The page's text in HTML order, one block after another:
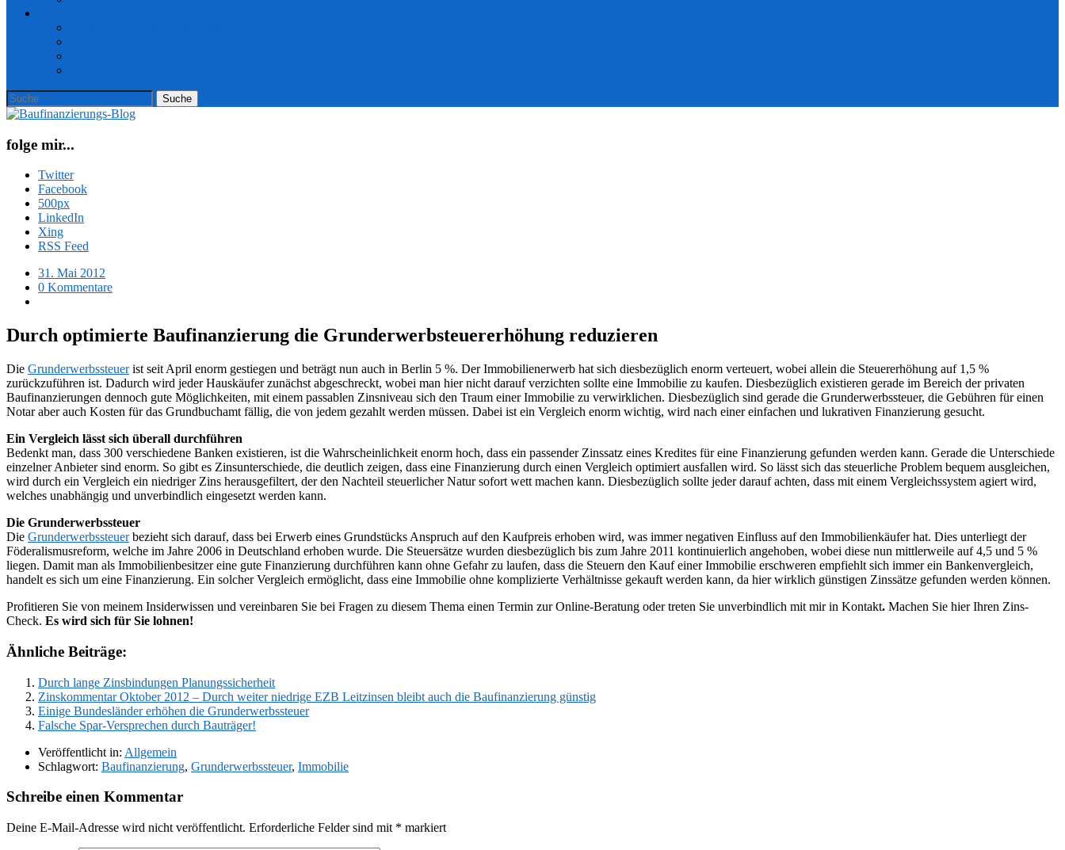
folge mir...
Twitter
Facebook
500px
LinkedIn
Xing
RSS Feed
31. Mai 2012
0 Kommentare
Durch optimierte Baufinanzierung die Grunderwerbsteuererhöhung reduzieren
Die Grunderwerbssteuerist seit April enorm gestiegen und beträgt nun auch in Berlin 5 %. Der Immobilienerwerb hat sich diesbezüglich enorm verteuert, wobei allein die Steuererhöhung auf 1,5 %
zurückzuführen ist. Dadurch wird jeder Hauskäufer zunächst abgeschreckt, wobei man hier nicht darauf verzichten sollte eine Immobilie zu kaufen. Diesbezüglich existieren gerade im Bereich der privaten
Baufinanzierungen dennoch gute Möglichkeiten, mit einem passablen Zinsniveau sich den Traum einer Immobilie zu verwirklichen. Diesbezüglich sind gerade die Grunderwerbssteuer, die Gebühren für einen
Notar aber auch Kosten für das Grundbuchamt fällig, die von jedem gezahlt werden müssen. Dabei ist ein Vergleich enorm wichtig, wird nach einer einfachen und lukrativen Finanzierung gesucht.
Ein Vergleich lässt sich überall durchführen
Bedenkt man, dass 300 verschiedene Banken existieren, ist die Wahrscheinlichkeit enorm hoch, dass ein passender Zinssatz eines Kredites für eine Finanzierung gefunden werden kann. Gerade die Unterschiede
einzelner Anbieter sind enorm. So gibt es Zinsunterschiede, die deutlich zeigen, dass eine Finanzierung durch einen Vergleich optimiert ausfallen wird. So lässt sich das steuerliche Problem bequem ausgleichen,
wird durch ein Vergleich ein niedriger Zins herausgefiltert, der den Nachteil steuerlicher Natur sofort wett machen kann. Diesbezüglich sollte jeder darauf achten, dass mit einem Vergleichssystem agiert wird,
welches unabhängig und unverbindlich eingesetzt werden kann.
Die Grunderwerbssteuer
Die Grunderwerbssteuerbezieht sich darauf, dass bei Erwerb eines Grundstücks Anspruch auf den Kaufpreis erhoben wird, was immer negativen Einfluss auf den Immobilienkäufer hat. Dies unterliegt der
Föderalismusreform, welche im Jahre 2006 in Deutschland erhoben wurde. Die Steuersätze wurden diesbezüglich bis zum Jahre 2011 kontinuierlich angehoben, wobei diese nun mittlerweile auf 4,5 und 5 %
liegen. Damit man als Immobilienbesitzer eine gute Finanzierung durchführen kann ohne Gefahr zu laufen, dass die Steuern den Kauf einer Immobilie erschweren empfiehlt sich immer ein Bankenvergleich,
handelt es sich um eine Finanzierung. Ein solcher Vergleich ermöglicht, dass eine Immobilie ohne komplizierte Verhältnisse gekauft werden kann, da hier wirklich günstigen Zinssätze gefunden werden können.
Profitieren Sie von meinem Insiderwissen und vereinbaren Sie bei Fragen zu diesem Thema einen Termin zur Online-Beratung oder treten Sie unverbindlich mit mir in Kontakt. Machen Sie hier Ihren Zins-
Check. Es wird sich für Sie lohnen!
Ähnliche Beiträge:
Durch lange Zinsbindungen Planungssicherheit
Zinskommentar Oktober 2012 – Durch weiter niedrige EZB Leitzinsen bleibt auch die Baufinanzierung günstig
Einige Bundesländer erhöhen die Grunderwerbssteuer
Falsche Spar-Versprechen durch Bauträger!
Veröffentlicht in: Allgemein
Schlagwort: Baufinanzierung, Grunderwerbssteuer, Immobilie
Schreibe einen Kommentar
Deine E-Mail-Adresse wird nicht veröffentlicht. Erforderliche Felder sind mit * markiert